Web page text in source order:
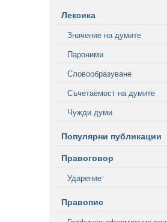
Лексика
Значение на думите
Пароними
Словообразуване
Съчетаемост на думите
Чужди думи
Популярни публикации
Правоговор
Ударение
Правопис